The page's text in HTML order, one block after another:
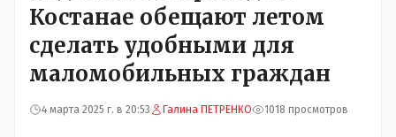
Костанае обещают летом
сделать удобными для
маломобильных граждан
4 марта 2025 г. в 20:53 Галина ПЕТРЕНКО 1018 просмотров